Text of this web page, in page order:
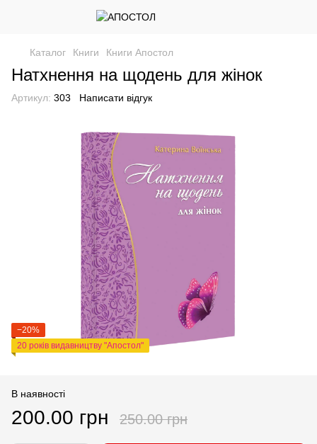
Каталог Книги Книги Апостол
Натхнення на щодень для жінок
Артикул: 303 Написати відгук
−20%
20 років видавництву "Апостол"
В наявності
200.00 грн 250.00 грн